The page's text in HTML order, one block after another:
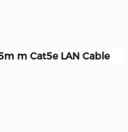
m Cat5e LAN Cable